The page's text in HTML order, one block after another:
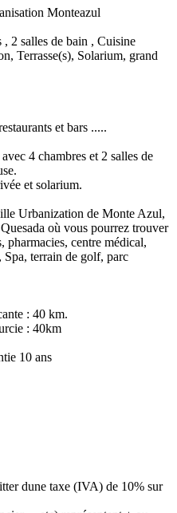
Monteazul
, 2 salles de bain , Cuisine
Terrasse(s), Solarium, grand
et bars .....
4 chambres et 2 salles de
et solarium.
Urbanization de Monte Azul,
où vous pourrez trouver
pharmacies, centre médical,
terrain de golf, parc
: 40 km.
: 40km
10 ans
dune taxe (IVA) de 10% sur